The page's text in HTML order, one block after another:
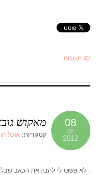
42 תגובות
08
ינו
2012
מאקוש
קטגוריות:אוכל
. לא פשוט לי להבין את הכאב